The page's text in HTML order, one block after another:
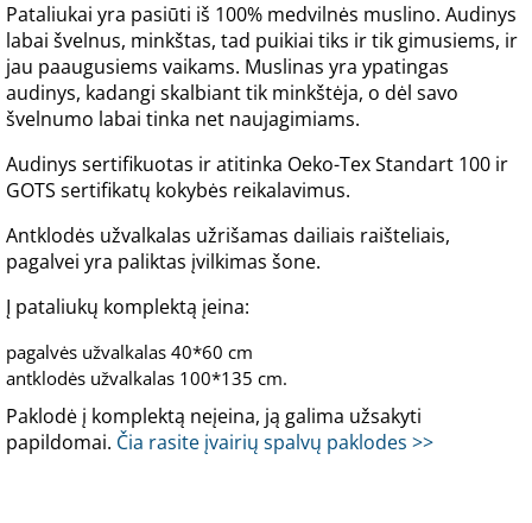
Pataliukai yra pasiūti iš 100% medvilnės muslino. Audinys
labai švelnus, minkštas, tad puikiai tiks ir tik gimusiems, ir
jau paaugusiems vaikams. Muslinas yra ypatingas
audinys, kadangi skalbiant tik minkštėja, o dėl savo
švelnumo labai tinka net naujagimiams.
Audinys sertifikuotas ir atitinka Oeko-Tex Standart 100 ir
GOTS sertifikatų kokybės reikalavimus.
Antklodės užvalkalas užrišamas dailiais raišteliais,
pagalvei yra paliktas įvilkimas šone.
Į pataliukų komplektą įeina:
pagalvės užvalkalas 40*60 cm
antklodės užvalkalas 100*135 cm.
Paklodė į komplektą neįeina, ją galima užsakyti
papildomai. Čia rasite įvairių spalvų paklodes >>